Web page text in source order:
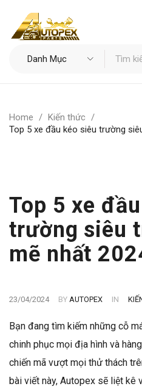
Home / Kiến thức /
Top 5 xe đầu kéo siêu trường
Top 5 xe
trường siêu
mẽ nhất
23/04/2024 BY AUTOPEX IN
Bạn đang tìm kiếm những cỗ
chinh phục mọi địa hình và
chiến mã vượt mọi thử thách
bài viết này, Autopex sẽ liệt kê